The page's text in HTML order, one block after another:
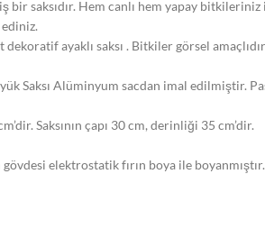
saksıdır. Hem canlı hem yapay bitkileriniz
dekoratif ayaklı saksı . Bitkiler görsel
Saksı Alüminyum sacdan imal edilmiştir.
Saksının çapı 30 cm, derinliği 35 cm’dir.
elektrostatik fırın boya ile